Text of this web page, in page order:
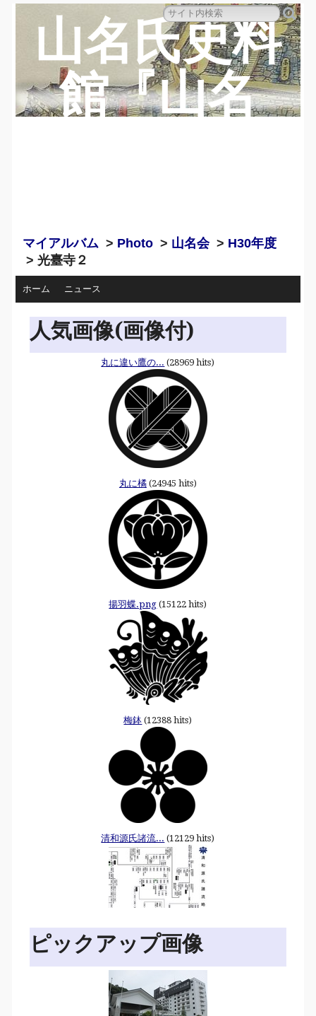
山名氏史料
館『山名
マイアルバム > Photo > 山名会> H30年度
> 光臺寺２
ホーム ニュース
人気画像(画像付)
丸に違い鷹の... (28969 hits)
丸に橘(24945 hits)
揚羽蝶.png (15122 hits)
梅鉢 (12388 hits)
清和源氏諸流... (12129 hits)
ピックアップ画像